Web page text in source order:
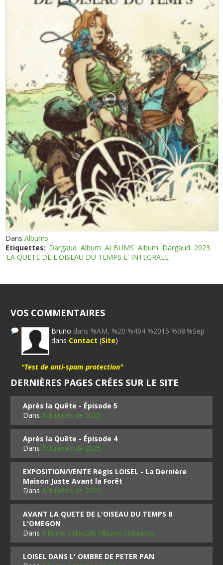
DansAlbums
Etiquettes: Dargaud Album ALBUMS Album Dargaud 2023
LA QUETE DE L'OISEAU DU TEMPS L' INTEGRALE
VOS COMMENTAIRES
Bruno dans %AM, %20 %404 %2015 %08:%Sep
dans Contact (Site)
"Test de anti-spam protection"
DERNIÈRES PAGES CRÉES SUR LE SITE
Après la Quête - Épisode 5
DansActualités de 2025
Après la Quête - Épisode 4
DansActualités de 2025
EXPOSITION/VENTE Régis LOISEL - La Dernière
Maison Juste Avant la Forêt
DansActualités de 2025
AVANT LA QUETE DE L'OISEAU DU TEMPS 8
L'OMEGON
DansAlbums collectifs Albums Scénarios
LOISEL DANS L' OMBRE DE PETER PAN